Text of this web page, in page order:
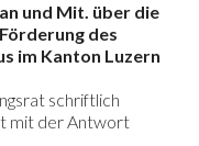
und Mit. über die
des
im Kanton Luzern
schriftlich
mit der Antwort